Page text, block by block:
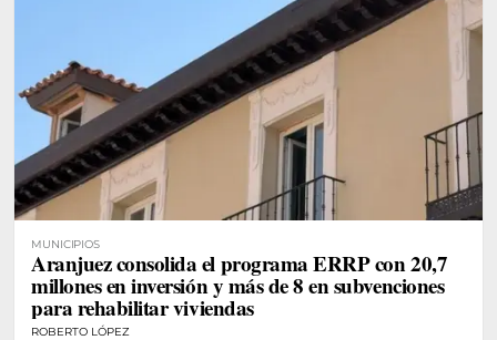
MUNICIPIOS
Aranjuez consolida el programa ERRP con 20,7
millones en inversión y más de 8 en subvenciones
para rehabilitar viviendas
ROBERTO LÓPEZ